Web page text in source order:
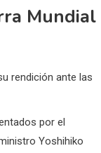
Mundial
rendición ante las
por el
Yoshihiko